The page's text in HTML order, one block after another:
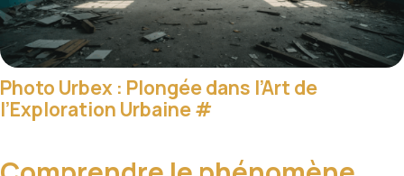
Photo Urbex : Plongée dans l’Art de
l’Exploration Urbaine#